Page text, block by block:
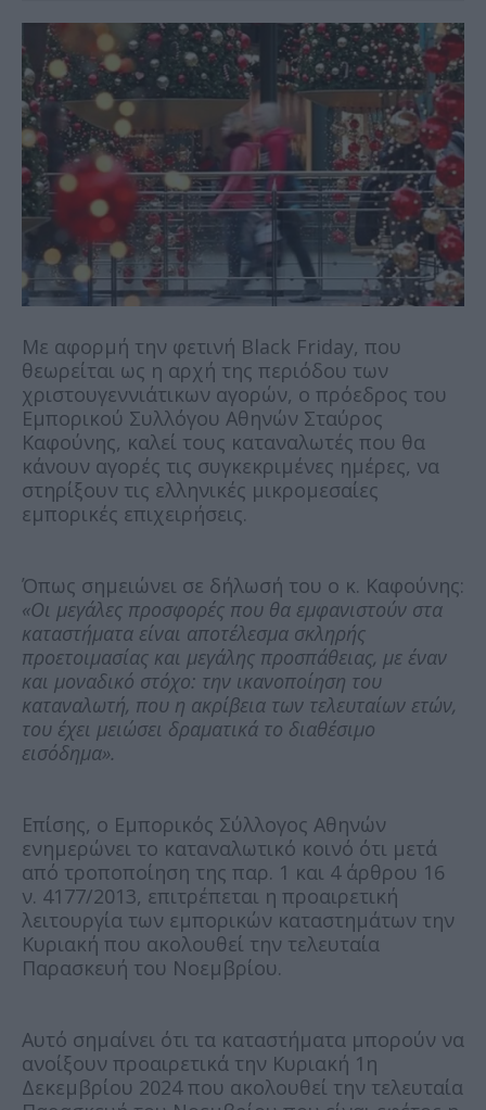
Με αφορμή την φετινή Black Friday, που
θεωρείται ως η αρχή της περιόδου των
χριστουγεννιάτικων αγορών, ο πρόεδρος του
Εμπορικού Συλλόγου Αθηνών Σταύρος
Καφούνης, καλεί τους καταναλωτές που θα
κάνουν αγορές τις συγκεκριμένες ημέρες, να
στηρίξουν τις ελληνικές μικρομεσαίες
εμπορικές επιχειρήσεις.
Όπως σημειώνει σε δήλωσή του ο κ. Καφούνης:
«Οι μεγάλες προσφορές που θα εμφανιστούν στα
καταστήματα είναι αποτέλεσμα σκληρής
προετοιμασίας και μεγάλης προσπάθειας, με έναν
και μοναδικό στόχο: την ικανοποίηση του
καταναλωτή, που η ακρίβεια των τελευταίων ετών,
του έχει μειώσει δραματικά το διαθέσιμο
εισόδημα».
Επίσης, ο Εμπορικός Σύλλογος Αθηνών
ενημερώνει το καταναλωτικό κοινό ότι μετά
από τροποποίηση της παρ. 1 και 4 άρθρου 16
ν. 4177/2013, επιτρέπεται η προαιρετική
λειτουργία των εμπορικών καταστημάτων την
Κυριακή που ακολουθεί την τελευταία
Παρασκευή του Νοεμβρίου.
Αυτό σημαίνει ότι τα καταστήματα μπορούν να
ανοίξουν προαιρετικά την Κυριακή 1η
Δεκεμβρίου 2024 που ακολουθεί την τελευταία